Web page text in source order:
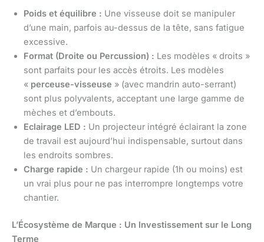
Poids et équilibre : Une visseuse doit se manipuler
d’une main, parfois au-dessus de la tête, sans fatigue
excessive.
Format (Droite ou Percussion) : Les modèles « droits »
sont parfaits pour les accès étroits. Les modèles
« perceuse-visseuse » (avec mandrin auto-serrant)
sont plus polyvalents, acceptant une large gamme de
mèches et d’embouts.
Eclairage LED : Un projecteur intégré éclairant la zone
de travail est aujourd’hui indispensable, surtout dans
les endroits sombres.
Charge rapide : Un chargeur rapide (1h ou moins) est
un vrai plus pour ne pas interrompre longtemps votre
chantier.
L’Écosystème de Marque : Un Investissement sur le Long
Terme